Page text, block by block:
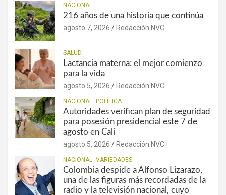
NACIONAL
216 años de una historia que continúa
agosto 7, 2026 Redacción NVC
SALUD
Lactancia materna: el mejor comienzo
para la vida
agosto 5, 2026 Redacción NVC
NACIONAL POLÍTICA
Autoridades verifican plan de seguridad
para posesión presidencial este 7 de
agosto en Cali
agosto 5, 2026 Redacción NVC
NACIONAL VARIEDADES
Colombia despide a Alfonso Lizarazo,
una de las figuras más recordadas de la
radio y la televisión nacional, cuyo